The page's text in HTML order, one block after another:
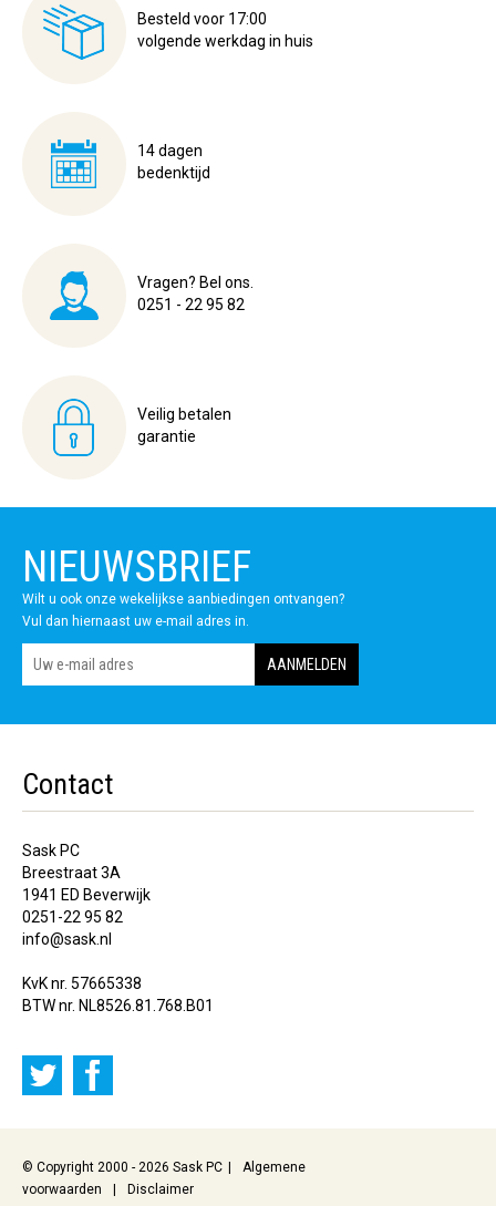
Besteld voor 17:00
volgende werkdag in huis
14 dagen
bedenktijd
Vragen? Bel ons.
0251 - 22 95 82
Veilig betalen
garantie
NIEUWSBRIEF
Wilt u ook onze wekelijkse aanbiedingen ontvangen?
Vul dan hiernaast uw e-mail adres in.
Contact
Sask PC
Breestraat 3A
1941 ED Beverwijk
0251-22 95 82
info@sask.nl
KvK nr. 57665338
BTW nr. NL8526.81.768.B01
© Copyright 2000 - 2026 Sask PC
Algemene
voorwaarden
Disclaimer